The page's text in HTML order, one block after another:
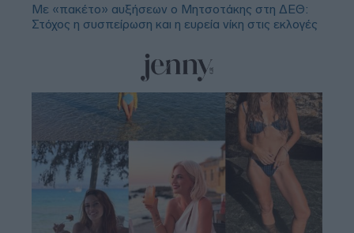
Με «πακέτο» αυξήσεων ο Μητσοτάκης στη ΔΕΘ:
Στόχος η συσπείρωση και η ευρεία νίκη στις εκλογές